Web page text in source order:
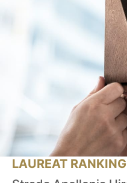
LAUREAT